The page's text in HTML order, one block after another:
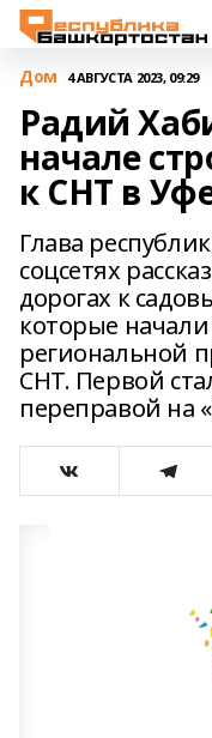
Дом 4 АВГУСТА 2023, 09:29
Радий
начале
к СНТ в
Глава
соцсетях
дорогах к
которые
региональной
СНТ. Первой
переправой на